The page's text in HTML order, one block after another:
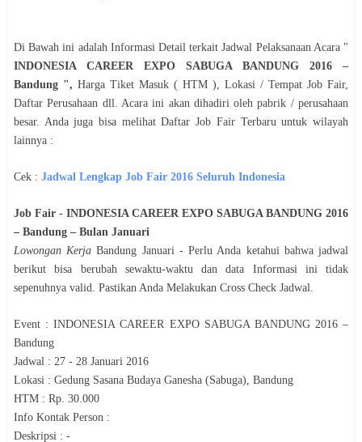
Di Bawah ini adalah Informasi Detail terkait Jadwal Pelaksanaan Acara "
INDONESIA CAREER EXPO SABUGA BANDUNG 2016 –
Bandung ", Harga Tiket Masuk ( HTM ), Lokasi / Tempat Job Fair,
Daftar Perusahaan dll. Acara ini akan dihadiri oleh pabrik / perusahaan
besar. Anda juga bisa melihat Daftar Job Fair Terbaru untuk wilayah
lainnya :
Cek : Jadwal Lengkap Job Fair 2016 Seluruh Indonesia
Job Fair - INDONESIA CAREER EXPO SABUGA BANDUNG 2016
– Bandung – Bulan Januari
Lowongan KerjaBandung Januari - Perlu Anda ketahui bahwa jadwal
berikut bisa berubah sewaktu-waktu dan data Informasi ini tidak
sepenuhnya valid. Pastikan Anda Melakukan Cross Check Jadwal.
Event :INDONESIA CAREER EXPO SABUGA BANDUNG 2016 –
Bandung
Jadwal : 27 - 28 Januari 2016
Lokasi : Gedung Sasana Budaya Ganesha (Sabuga), Bandung
HTM : Rp. 30.000
Info Kontak Person :
Deskripsi : -